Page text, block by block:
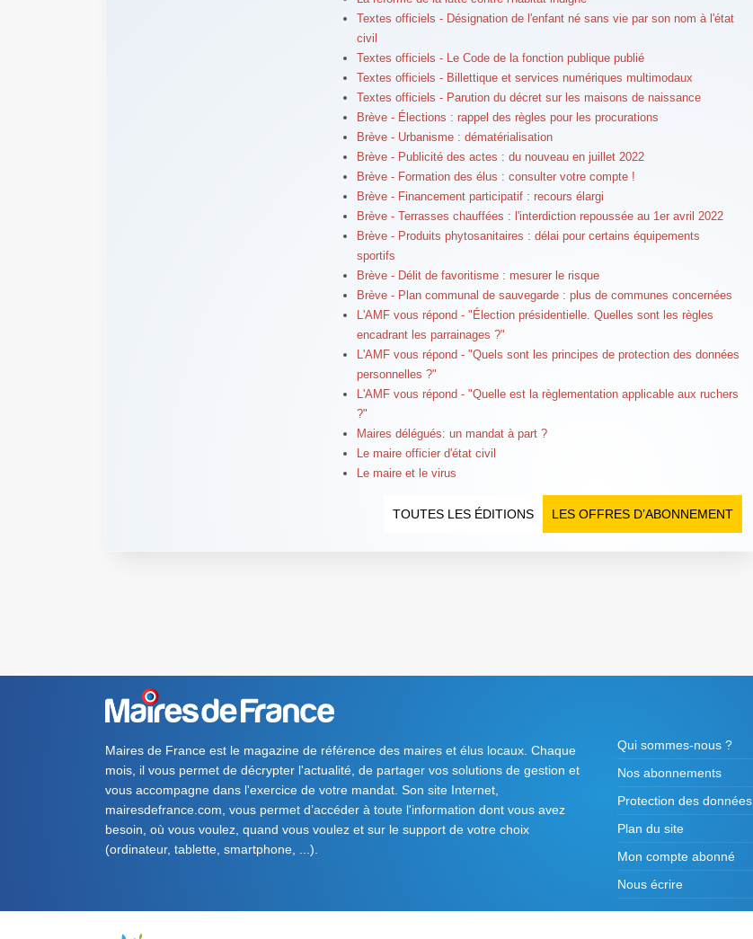
Textes officiels - Désignation de l'enfant né sans vie par son nom à l'état
civil
Textes officiels - Le Code de la fonction publique publié
Textes officiels - Billettique et services numériques multimodaux
Textes officiels - Parution du décret sur les maisons de naissance
Brève - Élections : rappel des règles pour les procurations
Brève - Urbanisme : dématérialisation
Brève - Publicité des actes : du nouveau en juillet 2022
Brève - Formation des élus : consulter votre compte !
Brève - Financement participatif : recours élargi
Brève - Terrasses chauffées : l'interdiction repoussée au 1er avril 2022
Brève - Produits phytosanitaires : délai pour certains équipements
sportifs
Brève - Délit de favoritisme : mesurer le risque
Brève - Plan communal de sauvegarde : plus de communes concernées
L'AMF vous répond - "Élection présidentielle. Quelles sont les règles
encadrant les parrainages ?"
L'AMF vous répond - "Quels sont les principes de protection des données
personnelles ?"
L'AMF vous répond - "Quelle est la règlementation applicable aux ruchers
?"
Maires délégués: un mandat à part ?
Le maire officier d'état civil
Le maire et le virus
LES OFFRES D’ABONNEMENT
TOUTES LES ÉDITIONS
Maires de France est le magazine de référence des maires et élus locaux. Chaque
mois, il vous permet de décrypter l'actualité, de partager vos solutions de gestion et
vous accompagne dans l'exercice de votre mandat. Son site Internet,
mairesdefrance.com, vous permet d’accéder à toute l'information dont vous avez
besoin, où vous voulez, quand vous voulez et sur le support de votre choix
(ordinateur, tablette, smartphone, ...).
Qui sommes-nous ?
Nos abonnements
Protection des données
Plan du site
Mon compte abonné
Nous écrire